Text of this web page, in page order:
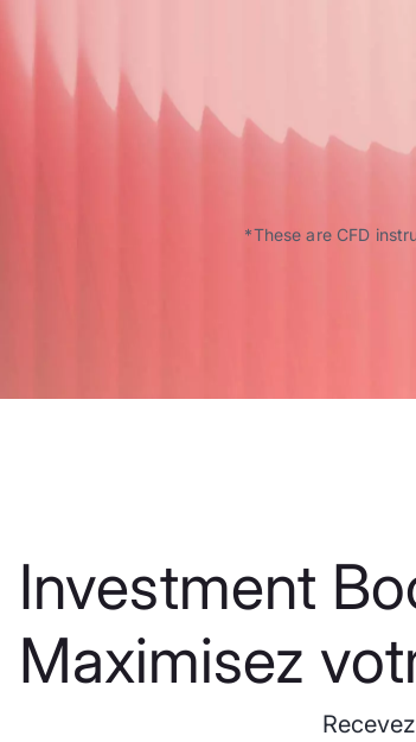
*These are CFD
Investment
Maximisez